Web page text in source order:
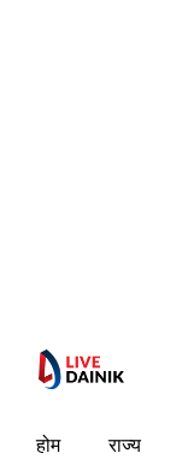
होम राज्य